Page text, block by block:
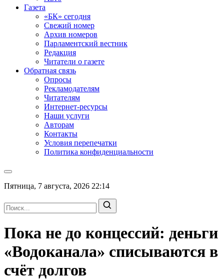
Газета
«БК» сегодня
Свежий номер
Архив номеров
Парламентский вестник
Редакция
Читатели о газете
Обратная связь
Опросы
Рекламодателям
Читателям
Интернет-ресурсы
Наши услуги
Авторам
Контакты
Условия перепечатки
Политика конфиденциальности
Пятница, 7 августа, 2026 22:14
Пока не до концессий: деньги
«Водоканала» списываются в
счёт долгов